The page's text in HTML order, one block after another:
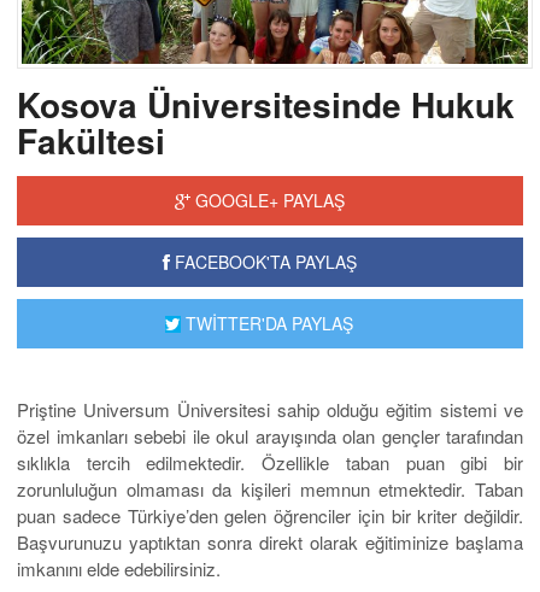
Kosova Üniversitesinde Hukuk
Fakültesi
GOOGLE+ PAYLAŞ
FACEBOOK'TA PAYLAŞ
TWİTTER'DA PAYLAŞ
Priştine Universum Üniversitesi sahip olduğu eğitim sistemi ve
özel imkanları sebebi ile okul arayışında olan gençler tarafından
sıklıkla tercih edilmektedir. Özellikle taban puan gibi bir
zorunluluğun olmaması da kişileri memnun etmektedir. Taban
puan sadece Türkiye’den gelen öğrenciler için bir kriter değildir.
Başvurunuzu yaptıktan sonra direkt olarak eğitiminize başlama
imkanını elde edebilirsiniz.